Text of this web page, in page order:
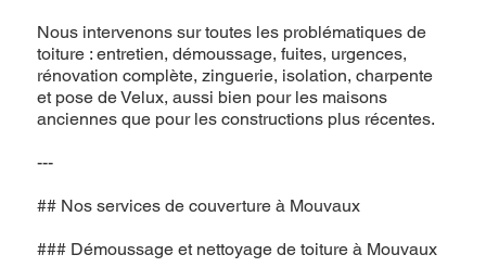
Nous intervenons sur toutes les problématiques de
toiture : entretien, démoussage, fuites, urgences,
rénovation complète, zinguerie, isolation, charpente
et pose de Velux, aussi bien pour les maisons
anciennes que pour les constructions plus récentes.
---
## Nos services de couverture à Mouvaux
### Démoussage et nettoyage de toiture à Mouvaux